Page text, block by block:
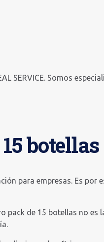
SERVICE. Somos
botellas
para empresas. Es por
de 15 botellas no es